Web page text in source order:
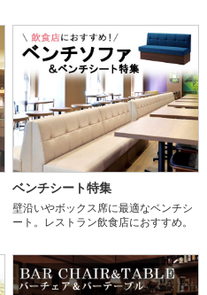
ベンチシート特集
壁沿いやボックス席に最適なベンチシ
ート。レストラン飲食店におすすめ。